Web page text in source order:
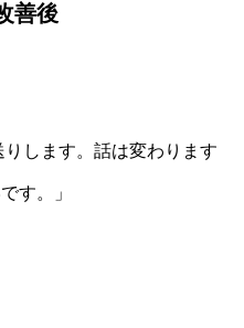
善後
りします。話は変わります
す。」